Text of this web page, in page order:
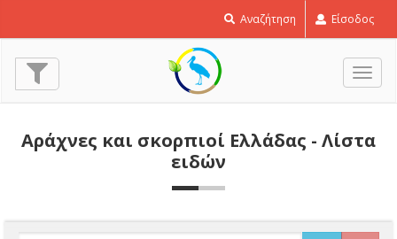
Αναζήτηση Είσοδος
Αράχνες και σκορπιοί Ελλάδας - Λίστα
ειδών